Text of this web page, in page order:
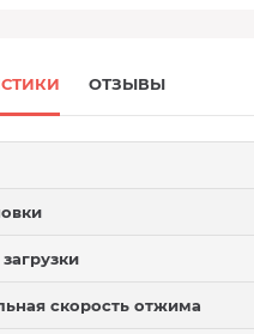
ОТЗЫВЫ
скорость отжима